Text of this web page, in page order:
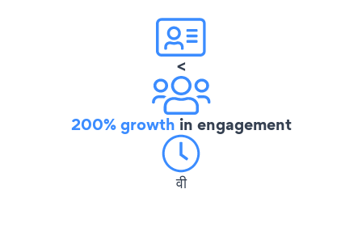
<
200% growth in engagement
वी